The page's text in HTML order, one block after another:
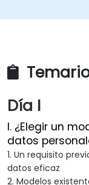
Día I
I. ¿Elegir un
datos
1. Un requisito
datos eficaz
2. Modelos